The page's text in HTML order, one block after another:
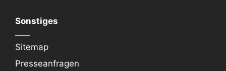
Sonstiges
Sitemap
Presseanfragen